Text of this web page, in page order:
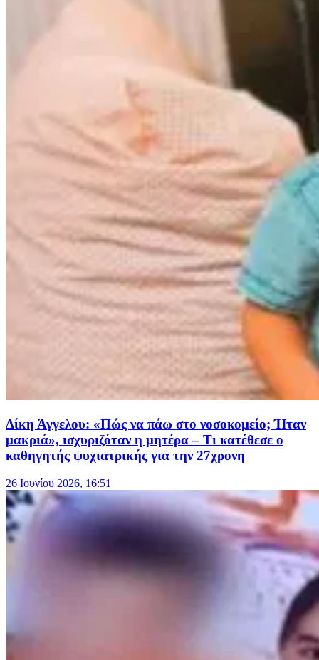
Δίκη Άγγελου: «Πώς να πάω στο νοσοκομείο; Ήταν
μακριά», ισχυριζόταν η μητέρα – Τι κατέθεσε ο
καθηγητής ψυχιατρικής για την 27χρονη
26 Ιουνίου 2026, 16:51